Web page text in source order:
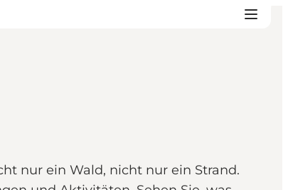
nur ein Wald, nicht nur ein Strand.